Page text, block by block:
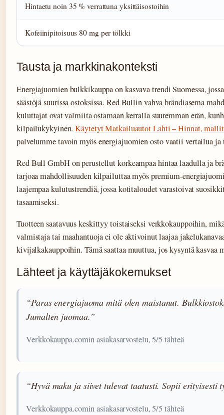
Hintaetu noin 35 % verrattuna yksittäisostoihin
Kofeiinipitoisuus 80 mg per tölkki
Tausta ja markkinakonteksti
Energiajuomien bulkkikauppa on kasvava trendi Suomessa,
säästöjä suurissa ostoksissa. Red Bullin vahva brändiasema
kuluttajat ovat valmiita ostamaan kerralla suuremman erän,
kilpailukykyinen.Käytetyt Matkailuautot Lahti – Hinnat,
palvelumme tavoin myös energiajuomien osto vaatii vertailua ja
Red Bull GmbH on perustellut korkeampaa hintaa laadulla ja
tarjoaa mahdollisuuden kilpailuttaa myös premium-
laajempaa kulutustrendiä, jossa kotitaloudet varastoivat
tasaamiseksi.
Tuotteen saatavuus keskittyy toistaiseksi verkkokauppoihin,
valmistaja tai maahantuoja ei ole aktivoinut laajaa
kivijalkakauppoihin. Tämä saattaa muuttua, jos kysyntä kasvaa
Lähteet ja käyttäjäkokemukset
“Paras energiajuoma mitä olen maistanut.
Jumalten juomaa.”
Verkkokauppa.comin asiakasarvostelu, 5/5 tähteä
“Hyvä maku ja siivet tulevat taatusti. Sopii erityisesti
Verkkokauppa.comin asiakasarvostelu, 5/5 tähteä